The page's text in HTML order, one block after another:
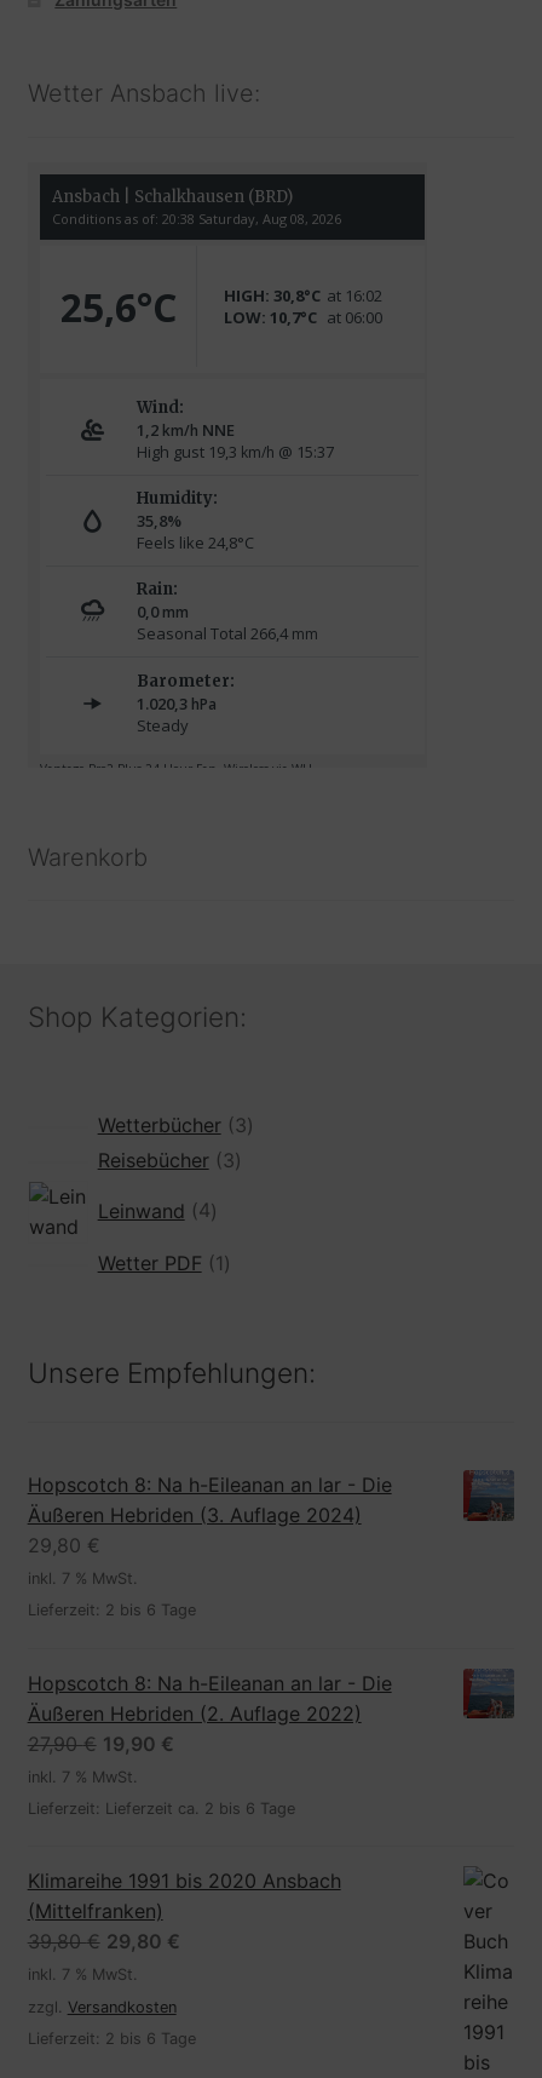
Wetter Ansbach live:
Warenkorb
Shop Kategorien:
Wetterbücher 33
Reisebücher 33
Leinwand
4
Produkte
Wetter PDF
11
Unsere Empfehlungen:
Hopscotch 8: Na h-Eileanan an lar - Die
Äußeren Hebriden (3. Auflage 2024)
29,80 €
inkl. 7 % MwSt.
Lieferzeit: 2 bis 6 Tage
Hopscotch 8: Na h-Eileanan an lar - Die
Äußeren Hebriden (2. Auflage 2022)
27,90€ Ursprünglicher
Preis
war:
19,90 €Aktueller
ist:
inkl. 7 % MwSt.
Lieferzeit: Lieferzeit ca. 2 bis 6 Tage
Klimareihe 1991 bis 2020 Ansbach
(Mittelfranken)
39,80€ Ursprünglicher
Preis
war:
39,80 €
29,80 €Aktueller
29,80 €.
inkl. 7 % MwSt.
zzgl. Versandkosten
Lieferzeit: 2 bis 6 Tage